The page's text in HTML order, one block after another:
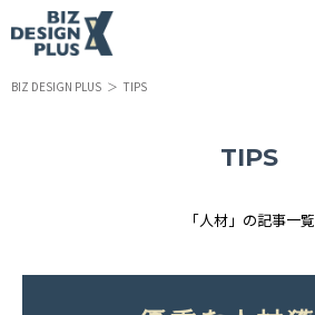
BIZ DESIGN PLUS TIPS
TIPS
「人材」の記事一覧